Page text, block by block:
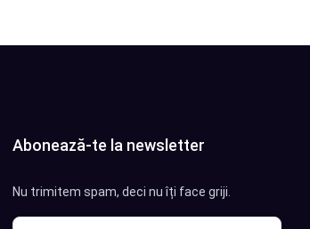
Abonează-te la newsletter
Nu trimitem spam, deci nu îți face griji.